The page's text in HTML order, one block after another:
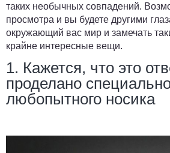
таких необычных совпадений.
просмотра и вы будете другими
окружающий вас мир и замечать
крайне интересные вещи.
1. Кажется, что это
проделано
любопытного носика